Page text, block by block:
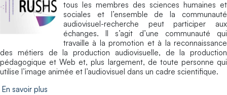
tous les membres des sciences humaines et
sociales et l’ensemble de la communauté
audiovisuel-recherche peut participer aux
échanges. Il s’agit d’une communauté qui
travaille à la promotion et à la reconnaissance
des métiers de la production audiovisuelle, de la production
pédagogique et Web et, plus largement, de toute personne qui
utilise l’image animée et l’audiovisuel dans un cadre scientifique.
En savoir plus